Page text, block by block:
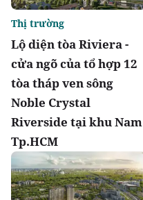
Lộ diện tòa Riviera -
cửa ngõ của tổ hợp 12
tòa tháp ven sông
Noble Crystal
Riverside tại khu Nam
Tp.HCM
Thị trường